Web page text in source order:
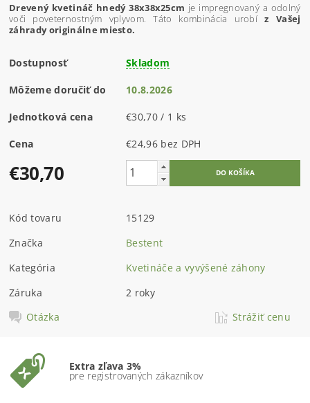
Drevený kvetináč hnedý 38x38x25cm je impregnovaný a odolný
voči poveternostným vplyvom. Táto kombinácia urobí z Vašej
záhrady originálne miesto.
Dostupnosť Skladom
Môžeme doručiť do 10.8.2026
Jednotková cena €30,70 / 1 ks
Cena €24,96 bez DPH
€30,70
Kód tovaru
15129
Značka
Bestent
Kategória
Kvetináče a vyvýšené záhony
Záruka
2 roky
Otázka
Strážiť cenu
Extra zľava 3%
pre registrovaných zákazníkov